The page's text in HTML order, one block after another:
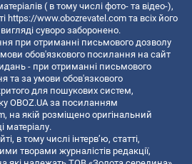
( в тому числі фото- та відео-),
https://www.obozrevatel.com та всіх його
суворо заборонено.
при отриманні письмового дозволу
обов'язкового посилання на сайт
- при отриманні письмового
та за умови обов'язкового
для пошукових систем,
OBOZ.UA за посиланням
, на якій розміщено оригінальний
матеріалу.
в тому числі інтерв’ю, статті,
творами журналістів редакції,